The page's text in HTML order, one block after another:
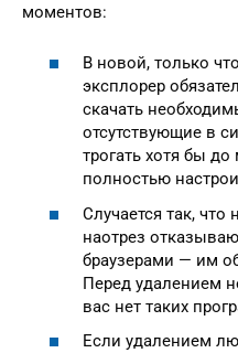
моментов:
В новой, только
эксплорер
скачать
отсутствующие в
трогать хотя бы
полностью
Случается так,
наотрез
браузерами — им
Перед удалением
вас нет таких
Если удалением